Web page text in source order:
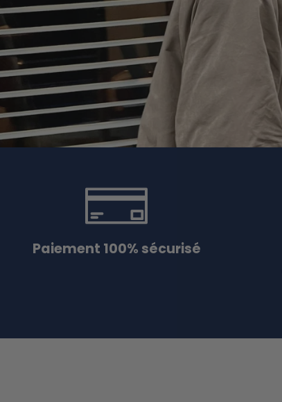
Paiement 100% sécurisé